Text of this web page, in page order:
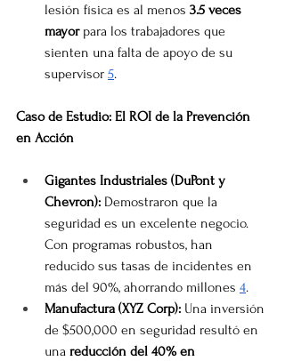
lesión física es al menos 3.5 veces
mayor para los trabajadores que
sienten una falta de apoyo de su
supervisor 5.
Caso de Estudio: El ROI de la Prevención
en Acción
Gigantes Industriales (DuPont y
Chevron): Demostraron que la
seguridad es un excelente negocio.
Con programas robustos, han
reducido sus tasas de incidentes en
más del 90%, ahorrando millones 4.
Manufactura (XYZ Corp): Una inversión
de $500,000 en seguridad resultó en
una reducción del 40% en